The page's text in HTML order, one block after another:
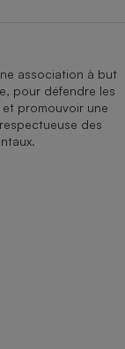
association à but
pour défendre les
promouvoir une
des